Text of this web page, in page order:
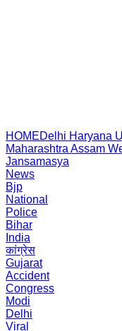
HOMEDelhi Haryana
Maharashtra Assam
Jansamasya
News
Bjp
National
Police
Bihar
India
कांग्रेस
Gujarat
Accident
Congress
Modi
Delhi
Viral